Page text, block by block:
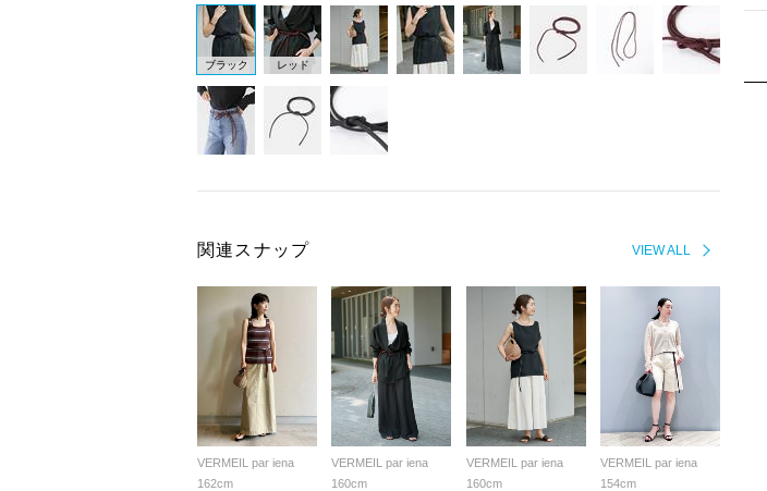
ブラック レッド
VIEW ALL
関連スナップ
VERMEIL par iena
162cm
VERMEIL par iena
160cm
VERMEIL par iena
160cm
VERMEIL par iena
154cm